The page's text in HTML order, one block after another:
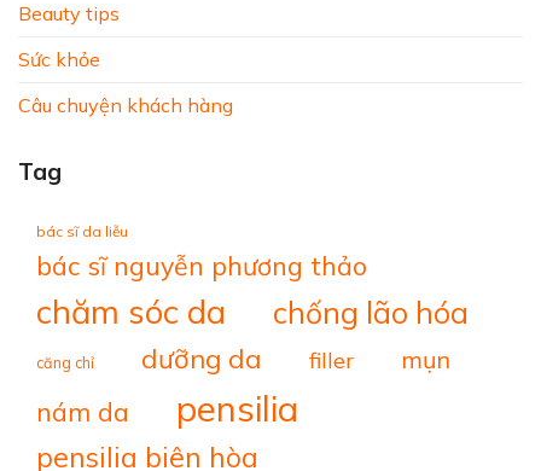
Beauty tips
Sức khỏe
Câu chuyện khách hàng
Tag
bác sĩ da liễu
bác sĩ nguyễn phương thảo
chăm sóc da chống lão hóa
căng chỉ dưỡng da filler mụn
nám da pensilia
pensilia biên hòa